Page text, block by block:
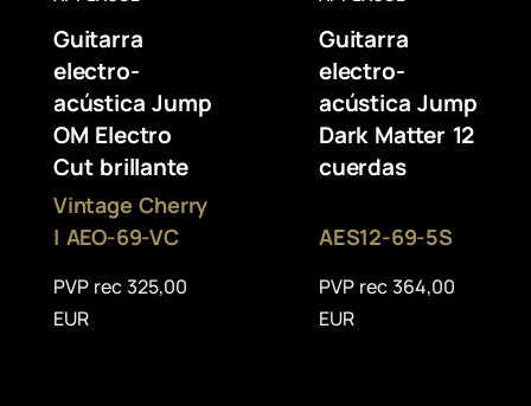
Guitarra
electro-
acústica Jump
OM Electro
Cut brillante
Vintage Cherry
| AEO-69-VC
PVP rec 325,00
EUR
Guitarra
electro-
acústica Jump
Dark Matter 12
cuerdas
AES12-69-5S
PVP rec 364,00
EUR